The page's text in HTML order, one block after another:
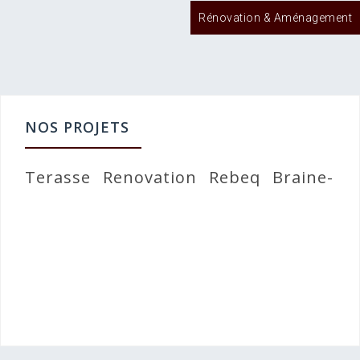
Rénovation & Aménagement
NOS PROJETS
Terasse Renovation Rebeq Braine-